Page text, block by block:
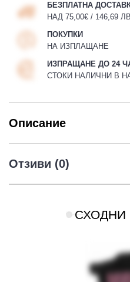
ЕКИПИРОВКА
БЕЗПЛАТНА
НАД 75,00€ / 146,69
ПОКУПКИ
НА ИЗПЛАЩАНЕ
ИЗПРАЩАНЕ ДО 24
СТОКИ НАЛИЧНИ В
Описание
Отзиви (0)
СХОДНИ